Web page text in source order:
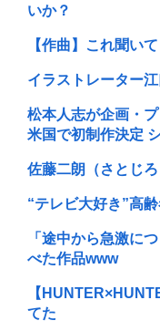
いか？
【作曲】これ聞い
イラストレーター
松本人志が企画・
米国で初制作決定
佐藤二朗（さとじ
“テレビ大好き”高
「途中から急激に
べた作品www
【
てた